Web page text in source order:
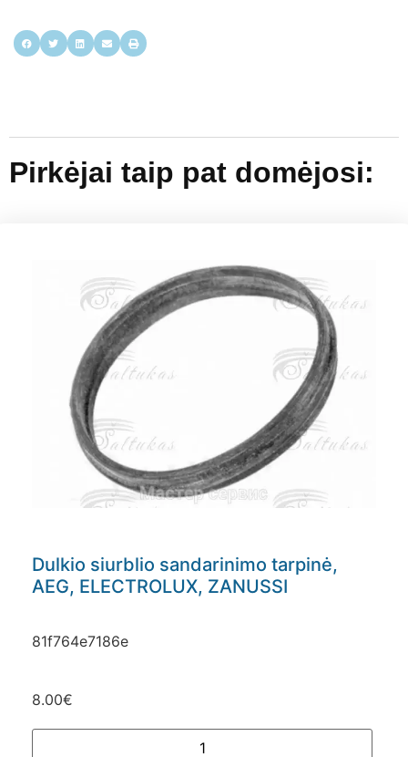
Pirkėjai taip pat domėjosi:
Dulkio siurblio sandarinimo tarpinė,
AEG, ELECTROLUX, ZANUSSI
81f764e7186e
8.00€